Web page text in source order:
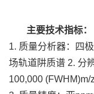
主要技术指标：
1. 质量分析器：四
场轨道阱质谱 2. 分
100,000 (FWHM)m/